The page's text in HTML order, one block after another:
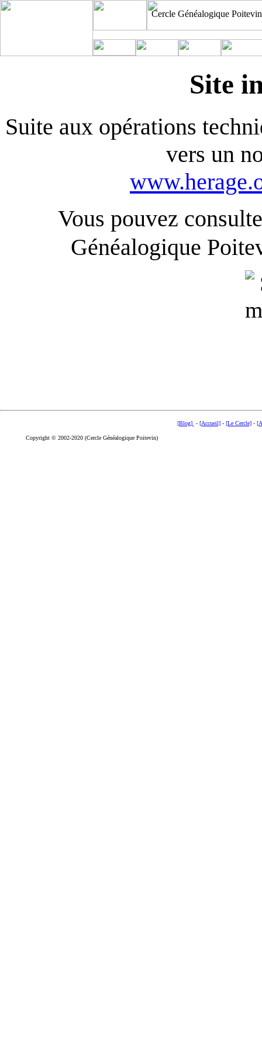
Cercle Généalogique Poitevin
Site
Suite aux opérations
vers un
Vous pouvez
Généalogique
[Blog] - [Accueil]- [Le Cercle]-
Copyright © 2002-2020 (Cercle Généalogique Poitevin)